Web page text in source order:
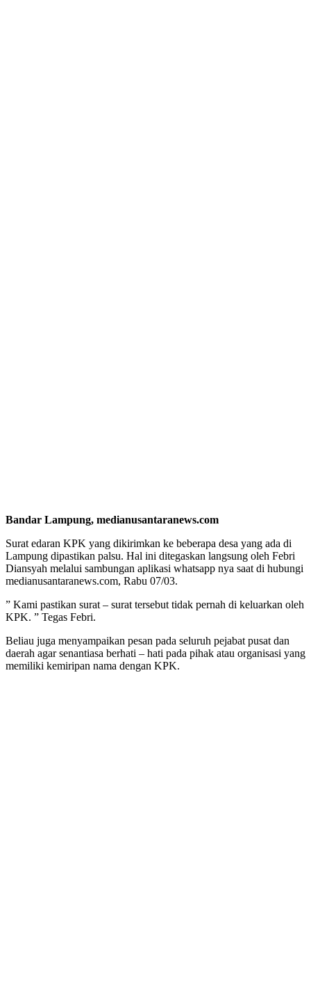
Bandar Lampung, medianusantaranews.com
Surat edaran KPK yang dikirimkan ke beberapa desa yang ada di
Lampung dipastikan palsu. Hal ini ditegaskan langsung oleh Febri
Diansyah melalui sambungan aplikasi whatsapp nya saat di hubungi
medianusantaranews.com, Rabu 07/03.
” Kami pastikan surat – surat tersebut tidak pernah di keluarkan oleh
KPK. ” Tegas Febri.
Beliau juga menyampaikan pesan pada seluruh pejabat pusat dan
daerah agar senantiasa berhati – hati pada pihak atau organisasi yang
memiliki kemiripan nama dengan KPK.